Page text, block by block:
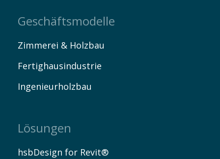
Geschäftsmodelle
Zimmerei & Holzbau
Fertighausindustrie
Ingenieurholzbau
Lösungen
hsbDesign for Revit®